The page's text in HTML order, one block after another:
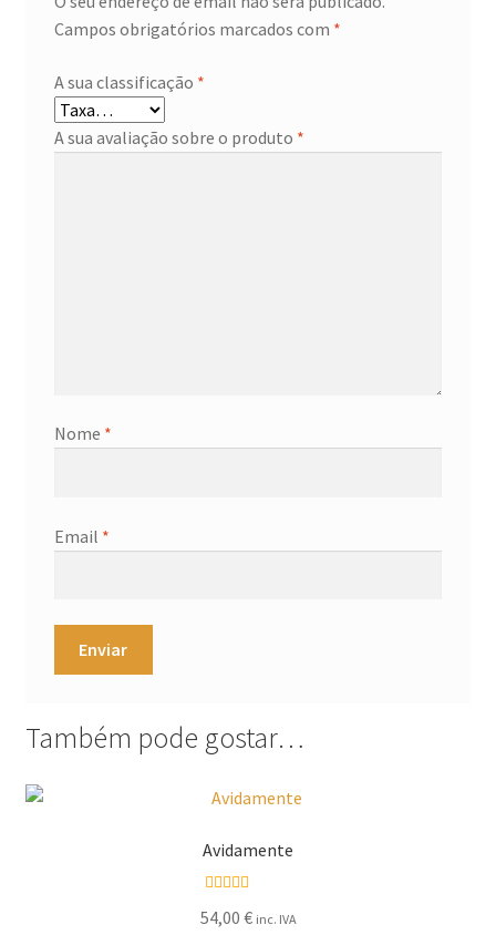
Campos obrigatórios marcados com *
A sua classificação *
A sua avaliação sobre o produto *
Nome *
Email *
Também pode gostar…
Avidamente
5.00
54,00 € inc. IVA